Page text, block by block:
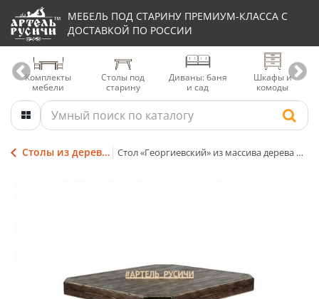
МЕБЕЛЬ ПОД СТАРИНУ ПРЕМИУМ-КЛАССА С
ДОСТАВКОЙ ПО РОССИИ
Комплекты
мебели
Столы под
старину
Диваны: баня
и сад
Шкафы и
комоды
Столы из дерева под старину Стол «Георгиевский» из массива дерева под старину на одной опоре